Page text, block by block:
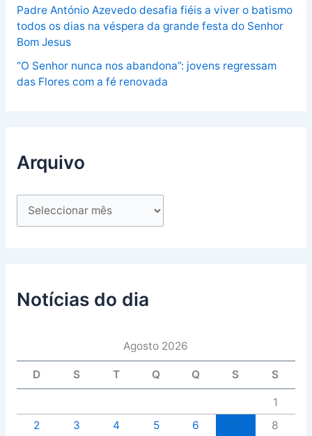
Padre António Azevedo desafia fiéis a viver o batismo
todos os dias na véspera da grande festa do Senhor
Bom Jesus
“O Senhor nunca nos abandona”: jovens regressam
das Flores com a fé renovada
Arquivo
Notícias do dia
Agosto 2026
D S T Q Q S S
1
2
3 4 5 6
8